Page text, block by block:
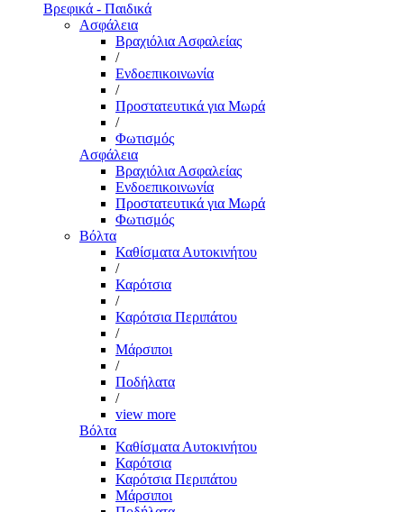
Βρεφικά - Παιδικά
Ασφάλεια
Βραχιόλια Ασφαλείας
/
Ενδοεπικοινωνία
/
Προστατευτικά για Μωρά
/
Φωτισμός
Ασφάλεια
Βραχιόλια Ασφαλείας
Ενδοεπικοινωνία
Προστατευτικά για Μωρά
Φωτισμός
Βόλτα
Καθίσματα Αυτοκινήτου
/
Καρότσια
/
Καρότσια Περιπάτου
/
Μάρσιποι
/
Ποδήλατα
/
view more
Βόλτα
Καθίσματα Αυτοκινήτου
Καρότσια
Καρότσια Περιπάτου
Μάρσιποι